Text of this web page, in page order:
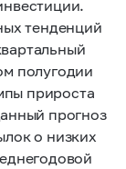
тенденций
полугодии
прироста
прогноз
о низких